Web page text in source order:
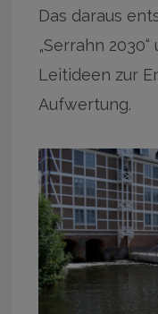
Das daraus
„Serrahn
Leitideen zur
Aufwertung.